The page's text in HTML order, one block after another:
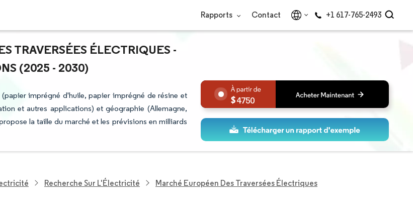
Rapports Contact +1 617-765-2493
TRAVERSÉES ÉLECTRIQUES -
(2025 - 2030)
imprégné d'huile, papier imprégné de résine et
et autres applications) et géographie (Allemagne,
la taille du marché et les prévisions en milliards
4750
Recherche Sur L'Électricité Marché Européen Des Traversées Électriques